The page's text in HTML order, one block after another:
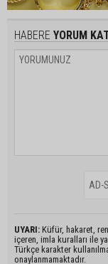
HABERE YORUM
UYARI: Küfür, hakaret,
içeren, imla kuralları ile
Türkçe karakter
onaylanmamaktadır.